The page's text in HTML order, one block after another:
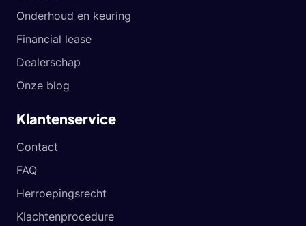
Onderhoud en keuring
Financial lease
Dealerschap
Onze blog
Klantenservice
Contact
FAQ
Herroepingsrecht
Klachtenprocedure